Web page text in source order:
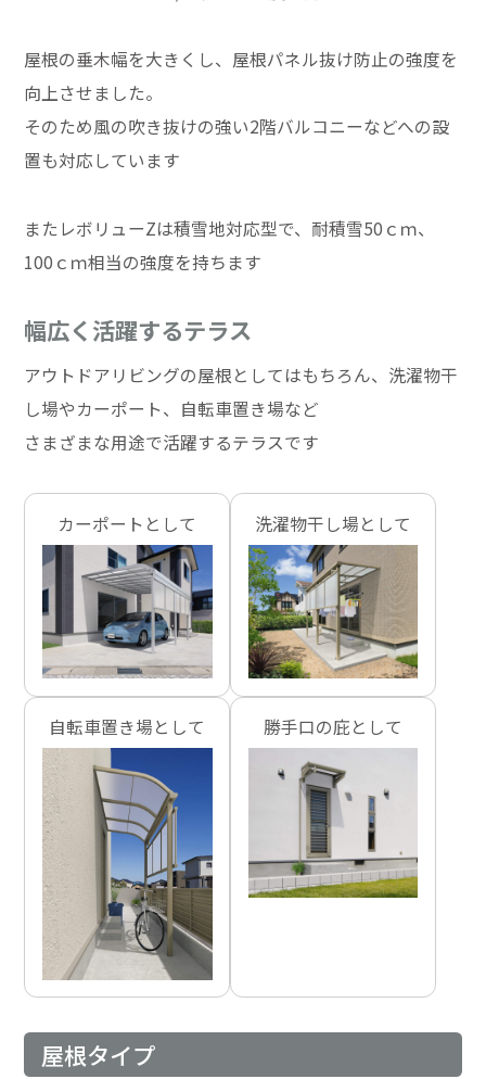
屋根の垂木幅を大きくし、屋根パネル抜け防止の強度を
向上させました。
そのため風の吹き抜けの強い2階バルコニーなどへの設
置も対応しています
またレボリューZは積雪地対応型で、耐積雪50ｃｍ、
100ｃｍ相当の強度を持ちます
幅広く活躍するテラス
アウトドアリビングの屋根としてはもちろん、洗濯物干
し場やカーポート、自転車置き場など
さまざまな用途で活躍するテラスです
カーポートとして 洗濯物干し場として
自転車置き場として 勝手口の庇として
屋根タイプ